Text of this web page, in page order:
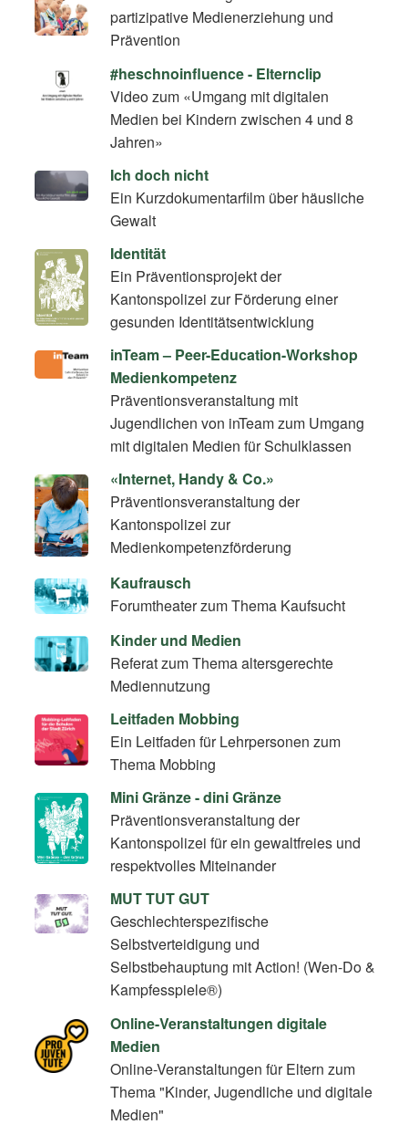
partizipative Medienerziehung und
Prävention
#heschnoinfluence - Elternclip
Video zum «Umgang mit digitalen
Medien bei Kindern zwischen 4 und 8
Jahren»
Ich doch nicht
Ein Kurzdokumentarfilm über häusliche
Gewalt
Identität
Ein Präventionsprojekt der
Kantonspolizei zur Förderung einer
gesunden Identitätsentwicklung
inTeam – Peer-Education-Workshop
Medienkompetenz
Präventionsveranstaltung mit
Jugendlichen von inTeam zum Umgang
mit digitalen Medien für Schulklassen
«Internet, Handy & Co.»
Präventionsveranstaltung der
Kantonspolizei zur
Medienkompetenzförderung
Kaufrausch
Forumtheater zum Thema Kaufsucht
Kinder und Medien
Referat zum Thema altersgerechte
Mediennutzung
Leitfaden Mobbing
Ein Leitfaden für Lehrpersonen zum
Thema Mobbing
Mini Gränze - dini Gränze
Präventionsveranstaltung der
Kantonspolizei für ein gewaltfreies und
respektvolles Miteinander
MUT TUT GUT
Geschlechterspezifische
Selbstverteidigung und
Selbstbehauptung mit Action! (Wen-Do &
Kampfesspiele®)
Online-Veranstaltungen digitale
Medien
Online-Veranstaltungen für Eltern zum
Thema "Kinder, Jugendliche und digitale
Medien"